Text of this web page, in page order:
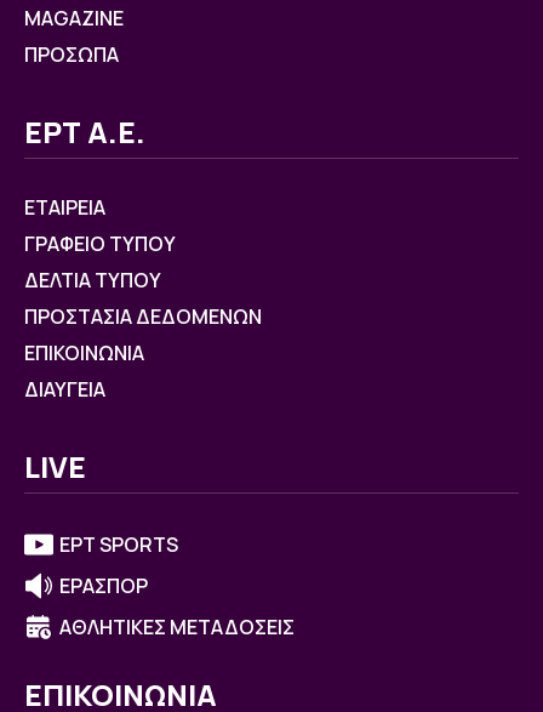
MAGAZINE
ΠΡΟΣΩΠΑ
ΕΡΤ Α.Ε.
ΕΤΑΙΡΕΙΑ
ΓΡΑΦΕΙΟ ΤΥΠΟΥ
ΔΕΛΤΙΑ ΤΥΠΟΥ
ΠΡΟΣΤΑΣΙΑ ΔΕΔΟΜΕΝΩΝ
ΕΠΙΚΟΙΝΩΝΙΑ
ΔΙΑΥΓΕΙΑ
LIVE
ΕΡΤ SPORTS
ΕΡΑΣΠΟΡ
ΑΘΛΗΤΙΚΕΣ ΜΕΤΑΔΟΣΕΙΣ
ΕΠΙΚΟΙΝΩΝΙΑ